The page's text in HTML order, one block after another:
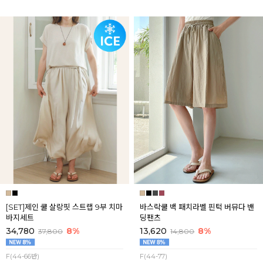
[SET]제인 쿨 살랑핏 스트랩 9부 치마
바지세트
34,780 37,800 8%
F(44-66반)
바스락쿨 백 패치라벨 핀턱 버뮤다 밴
딩팬츠
13,620 14,800 8%
F(44-77)